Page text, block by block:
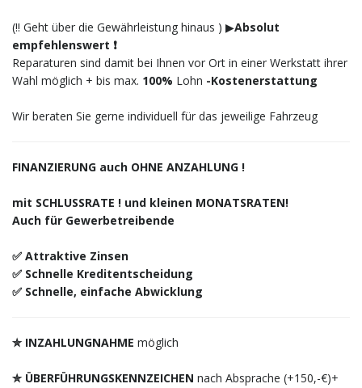
(‼️ Geht über die Gewährleistung hinaus ) ▶︎Absolut
empfehlenswert ❗️
Reparaturen sind damit bei Ihnen vor Ort in einer Werkstatt ihrer
Wahl möglich + bis max. 100% Lohn -Kostenerstattung
Wir beraten Sie gerne individuell für das jeweilige Fahrzeug
FINANZIERUNG auch OHNE ANZAHLUNG !
mit SCHLUSSRATE ! und kleinen MONATSRATEN!
Auch für Gewerbetreibende
✅ Attraktive Zinsen
✅ Schnelle Kreditentscheidung
✅ Schnelle, einfache Abwicklung
✮ INZAHLUNGNAHME möglich
✮ ÜBERFÜHRUNGSKENNZEICHEN nach Absprache (+150,-€)+